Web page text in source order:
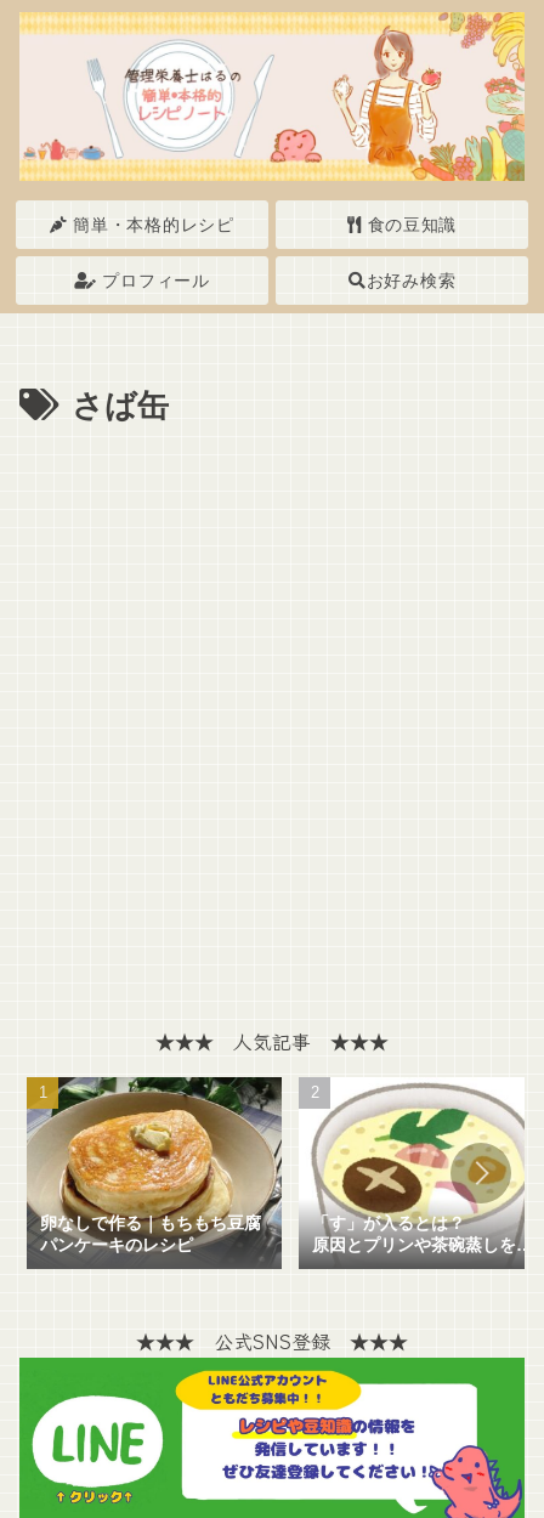
簡単・本格的レシピ 食の豆知識
プロフィール お好み検索
さば缶
★★★ 人気記事 ★★★
卵なしで作る｜もちもち豆腐
パンケーキのレシピ
「す」が入るとは？
原因とプリンや茶碗蒸しを失
敗せずに作る方法を解説！
★★★ 公式SNS登録 ★★★